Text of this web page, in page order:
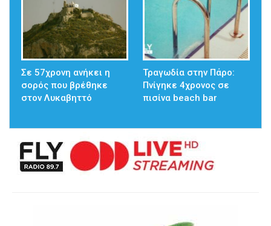
Σε 57χρονη ανήκει η
σορός που βρέθηκε
στον Λυκαβηττό
Τραγωδία στην Πάρο:
Πνίγηκε 4χρονος σε
πισίνα beach bar